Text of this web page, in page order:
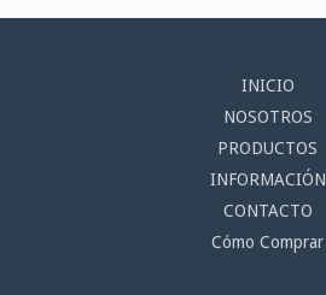
INICIO
NOSOTROS
PRODUCTOS
INFORMACIÓN
CONTACTO
Cómo Comprar